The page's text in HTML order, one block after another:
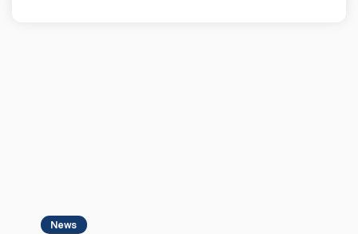
News